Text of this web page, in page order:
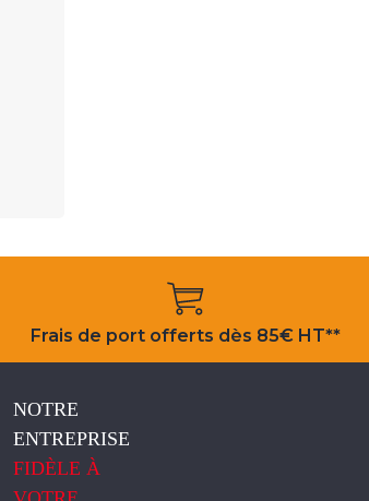
Frais de port offerts dès 85€ HT**
NOTRE
ENTREPRISE
FIDÈLE À